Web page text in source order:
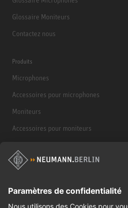
Glossaire Moniteurs
Contactez nous
Produits
Microphones
Accessoires pour microphones
Moniteurs
Accessoires pour moniteurs
Produits historiques